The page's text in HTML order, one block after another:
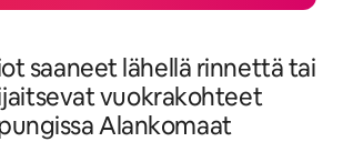
saaneet lähellä rinnettä tai
vuokrakohteet
Alankomaat